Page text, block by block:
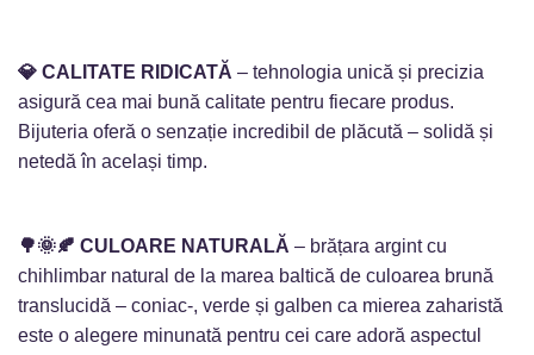
💎 CALITATE RIDICATĂ – tehnologia unică și precizia
asigură cea mai bună calitate pentru fiecare produs.
Bijuteria oferă o senzație incredibil de plăcută – solidă și
netedă în același timp.
🌳🌞🍂 CULOARE NATURALĂ – brățara argint cu
chihlimbar natural de la marea baltică de culoarea brună
translucidă – coniac-, verde și galben ca mierea zaharistă
este o alegere minunată pentru cei care adoră aspectul